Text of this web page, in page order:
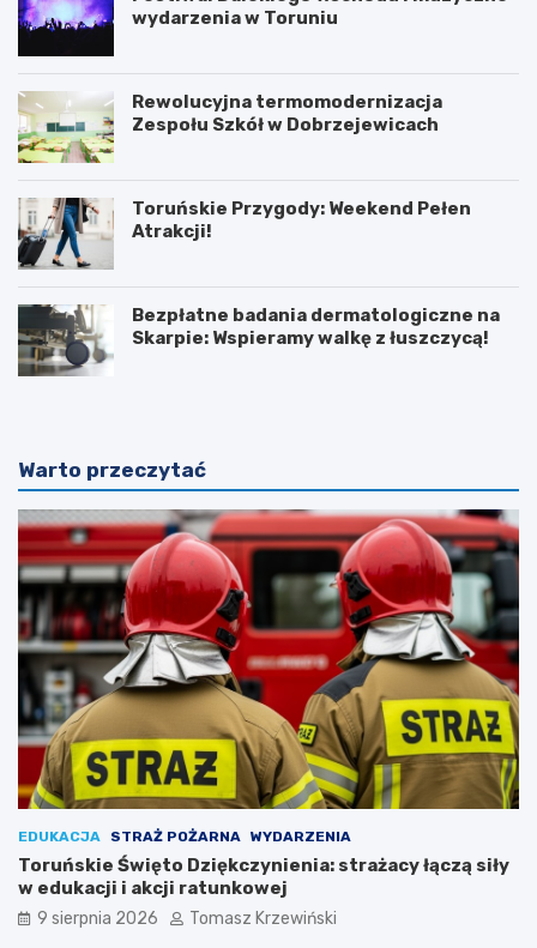
wydarzenia w Toruniu
Rewolucyjna termomodernizacja
Zespołu Szkół w Dobrzejewicach
Toruńskie Przygody: Weekend Pełen
Atrakcji!
Bezpłatne badania dermatologiczne na
Skarpie: Wspieramy walkę z łuszczycą!
Warto przeczytać
EDUKACJA STRAŻ POŻARNA WYDARZENIA
Toruńskie Święto Dziękczynienia: strażacy łączą siły
w edukacji i akcji ratunkowej
9 sierpnia 2026 Tomasz Krzewiński